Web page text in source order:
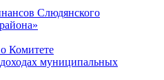
Слюдянского
Комитете
муниципальных